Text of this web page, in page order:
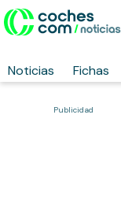
Noticias Fichas
Publicidad